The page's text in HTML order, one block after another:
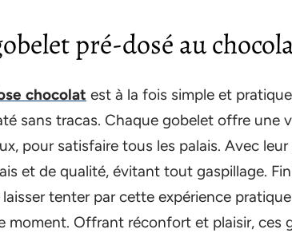
pré-dosé au
chocolat est à la fois simple et
sans tracas. Chaque gobelet offre une
pour satisfaire tous les palais. Avec leur
et de qualité, évitant tout gaspillage.
tenter par cette expérience
moment. Offrant réconfort et plaisir, ces